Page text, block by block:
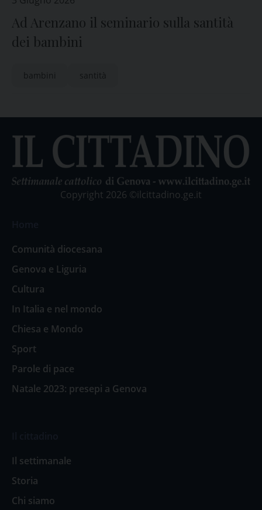
Ad Arenzano il seminario sulla santità
dei bambini
bambini santità
Copyright 2026 ©ilcittadino.ge.it
Comunità diocesana
Genova e Liguria
Cultura
In Italia e nel mondo
Chiesa e Mondo
Sport
Parole di pace
Natale 2023: presepi a Genova
Il settimanale
Storia
Chi siamo